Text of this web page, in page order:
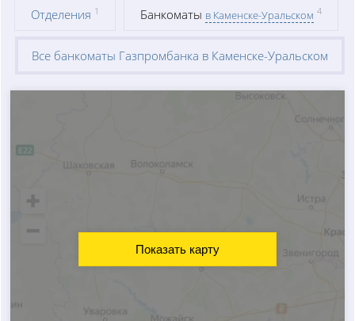
Отделения 1 Банкоматы в Каменске-Уральском 4
Все банкоматы Газпромбанка в Каменске-Уральском
Показать карту